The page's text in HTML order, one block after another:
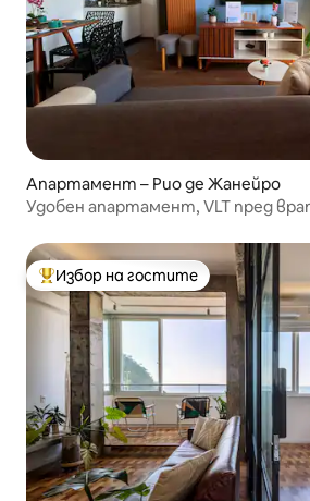
Апартамент – Рио де Жанейро
Удобен апартамент, VLT пред
Най-популярен избор на гостите
Избор на гостите